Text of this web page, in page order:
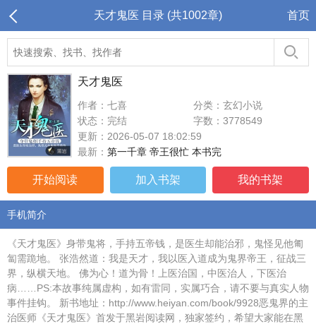
天才鬼医 目录 (共1002章) 首页
天才鬼医
作者：七喜
分类：玄幻小说
状态：完结
字数：3778549
更新：2026-05-07 18:02:59
最新： 第一千章 帝王很忙 本书完
开始阅读 加入书架 我的书架
手机简介
《天才鬼医》身带鬼将，手持五帝钱，是医生却能治邪，鬼怪见他匍
匐需跪地。 张浩然道：我是天才，我以医入道成为鬼界帝王，征战三
界，纵横天地。 佛为心！道为骨！上医治国，中医治人，下医治
病……PS:本故事纯属虚构，如有雷同，实属巧合，请不要与真实人物
事件挂钩。 新书地址：http://www.heiyan.com/book/9928恶鬼界的主
治医师《天才鬼医》首发于黑岩阅读网，独家签约，希望大家能在黑